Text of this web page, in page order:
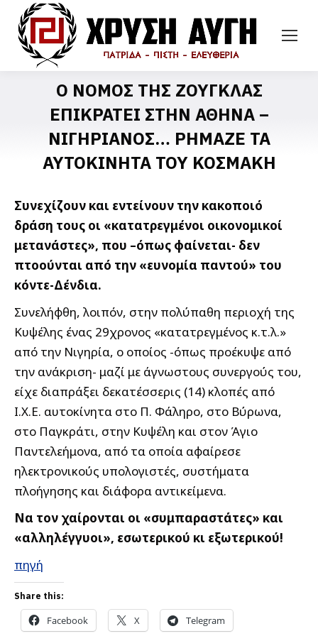
Ο ΝΟΜΟΣ ΤΗΣ ΖΟΥΓΚΛΑΣ
ΕΠΙΚΡΑΤΕΙ ΣΤΗΝ ΑΘΗΝΑ –
ΝΙΓΗΡΙΑΝΟΣ… ΡΗΜΑΖΕ ΤΑ
ΑΥΤΟΚΙΝΗΤΑ ΤΟΥ ΚΟΣΜΑΚΗ
Συνεχίζουν και εντείνουν την κακοποιό
δράση τους οι «κατατρεγμένοι οικονομικοί
μετανάστες», που –όπως φαίνεται- δεν
πτοούνται από την «ευνομία παντού» του
κόντε-Δένδια.
Συνελήφθη, λοιπόν, στην πολύπαθη περιοχή της
Κυψέλης ένας 29χρονος «κατατρεγμένος κ.τ.λ.»
από την Νιγηρία, ο οποίος -όπως προέκυψε από
την ανάκριση- μαζί με άγνωστους συνεργούς του,
είχε διαπράξει δεκατέσσερις (14) κλοπές από
Ι.Χ.Ε. αυτοκίνητα στο Π. Φάληρο, στο Βύρωνα,
στο Παγκράτι, στην Κυψέλη και στον Άγιο
Παντελεήμονα, από τα οποία αφαίρεσε
ηλεκτρονικούς υπολογιστές, συστήματα
πλοήγησης και διάφορα αντικείμενα.
Να τον χαίρονται οι «συμπαραστάτες» και
«αλληλέγγυοι», εσωτερικού κι εξωτερικού!
πηγή
Share this:
Facebook X Telegram